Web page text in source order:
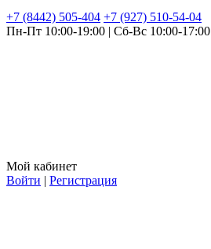
+7 (8442) 505-404 +7 (927) 510-54-04
Пн-Пт 10:00-19:00 | Сб-Вс 10:00-17:00
Мой кабинет
Войти | Регистрация